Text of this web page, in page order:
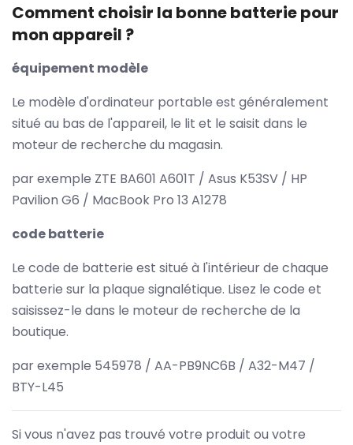
Comment choisir la bonne batterie pour
mon appareil ?
équipement modèle
Le modèle d'ordinateur portable est généralement
situé au bas de l'appareil, le lit et le saisit dans le
moteur de recherche du magasin.
par exemple ZTE BA601 A601T / Asus K53SV / HP
Pavilion G6 / MacBook Pro 13 A1278
code batterie
Le code de batterie est situé à l'intérieur de chaque
batterie sur la plaque signalétique. Lisez le code et
saisissez-le dans le moteur de recherche de la
boutique.
par exemple 545978 / AA-PB9NC6B / A32-M47 /
BTY-L45
Si vous n'avez pas trouvé votre produit ou votre